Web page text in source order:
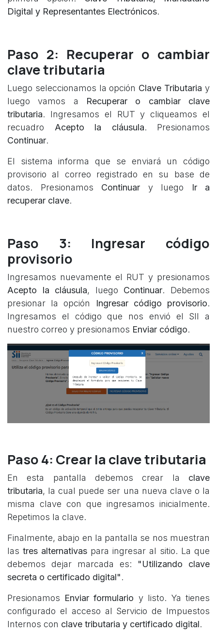
Digital y Representantes Electrónicos.
Paso 2: Recuperar o cambiar
clave tributaria
Luego seleccionamos la opción Clave Tributaria y
luego vamos a Recuperar o cambiar clave
tributaria. Ingresamos el RUT y cliqueamos el
recuadro Acepto la cláusula. Presionamos
Continuar.
El sistema informa que se enviará un código
provisorio al correo registrado en su base de
datos. Presionamos Continuar y luego
Ir a
recuperar clave.
Paso 3: Ingresar código
provisorio
Ingresamos nuevamente el RUT y presionamos
Acepto la cláusula, luego Continuar. Debemos
presionar la opción
Ingresar código provisorio.
Ingresamos el código que nos envió el SII a
nuestro correo y presionamos Enviar código.
Paso 4: Crear la clave tributaria
En esta pantalla debemos crear la clave
tributaria, la cual puede ser una nueva clave o la
misma clave con que ingresamos inicialmente.
Repetimos la clave.
Finalmente, abajo en la pantalla se nos muestran
las tres alternativas para ingresar al sitio. La que
debemos dejar marcada es: "Utilizando clave
secreta o certificado digital".
Presionamos Enviar formulario y listo. Ya tienes
configurado el acceso al Servicio de Impuestos
Internos con clave tributaria y certificado digital.